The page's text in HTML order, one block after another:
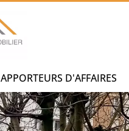
APPORTEURS D'AFFAIRES